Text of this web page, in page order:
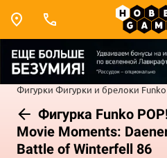
Фигурки Фигурки и брелоки Funko
Фигурка Funko
Movie Moments:
Battle of Winterfell 86